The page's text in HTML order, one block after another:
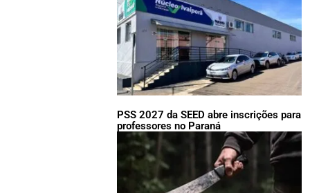
PSS 2027 da SEED abre inscrições para
professores no Paraná